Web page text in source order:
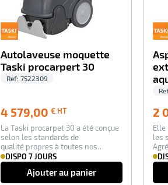
Autolaveuse moquette
Taski procarpert 30
Ref: 7522309
4 579,00 € HT
HT
La Taski procarpet 30 a été conçue
selon les standards de
qualité propres à toutes nos
machines pour l’en…
DISPO 7 JOURS
Ajouter au panier
2
les